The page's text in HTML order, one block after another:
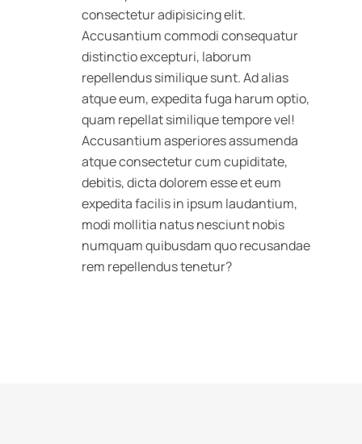
consectetur adipisicing elit.
Accusantium commodi consequatur
distinctio excepturi, laborum
repellendus similique sunt. Ad alias
atque eum, expedita fuga harum optio,
quam repellat similique tempore vel!
Accusantium asperiores assumenda
atque consectetur cum cupiditate,
debitis, dicta dolorem esse et eum
expedita facilis in ipsum laudantium,
modi mollitia natus nesciunt nobis
numquam quibusdam quo recusandae
rem repellendus tenetur?